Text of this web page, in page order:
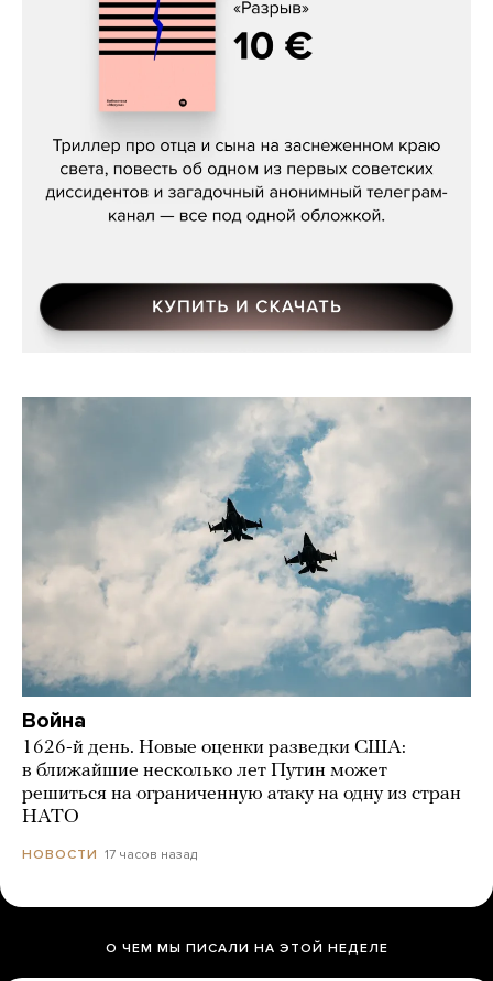
Даниил Туровский, «Разрыв»
Война
1626-й день. Новые оценки разведки США:
в ближайшие несколько лет Путин может
решиться на ограниченную атаку на одну из стран
НАТО
НОВОСТИ 17 часов назад
О ЧЕМ МЫ ПИСАЛИ НА ЭТОЙ НЕДЕЛЕ